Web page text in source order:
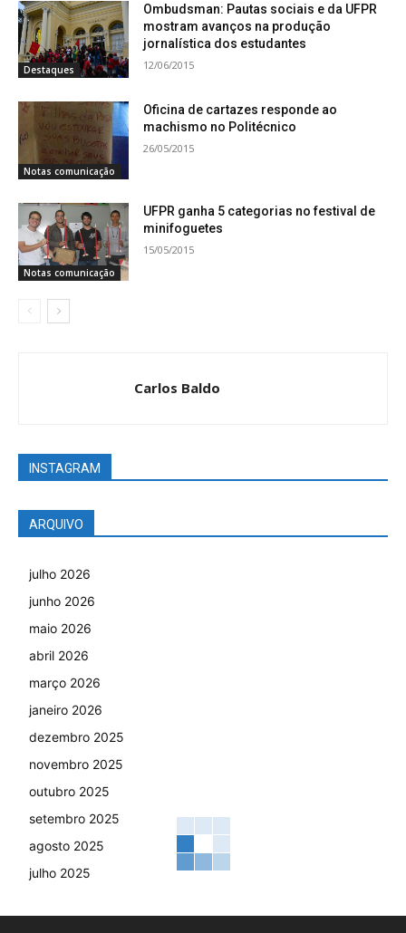
Destaques
Ombudsman: Pautas sociais e da UFPR
mostram avanços na produção
jornalística dos estudantes
12/06/2015
Notas comunicação
Oficina de cartazes responde ao
machismo no Politécnico
26/05/2015
Notas comunicação
UFPR ganha 5 categorias no festival de
minifoguetes
15/05/2015
Carlos Baldo
INSTAGRAM
ARQUIVO
julho 2026
junho 2026
maio 2026
abril 2026
março 2026
janeiro 2026
dezembro 2025
novembro 2025
outubro 2025
setembro 2025
agosto 2025
julho 2025